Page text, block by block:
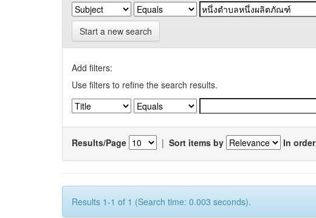
Start a new search
Add filters:
Use filters to refine the search results.
Results/Page | Sort items by In order
Results 1-1 of 1 (Search time: 0.003 seconds).